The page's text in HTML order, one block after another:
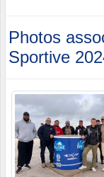
Photos
Sportive